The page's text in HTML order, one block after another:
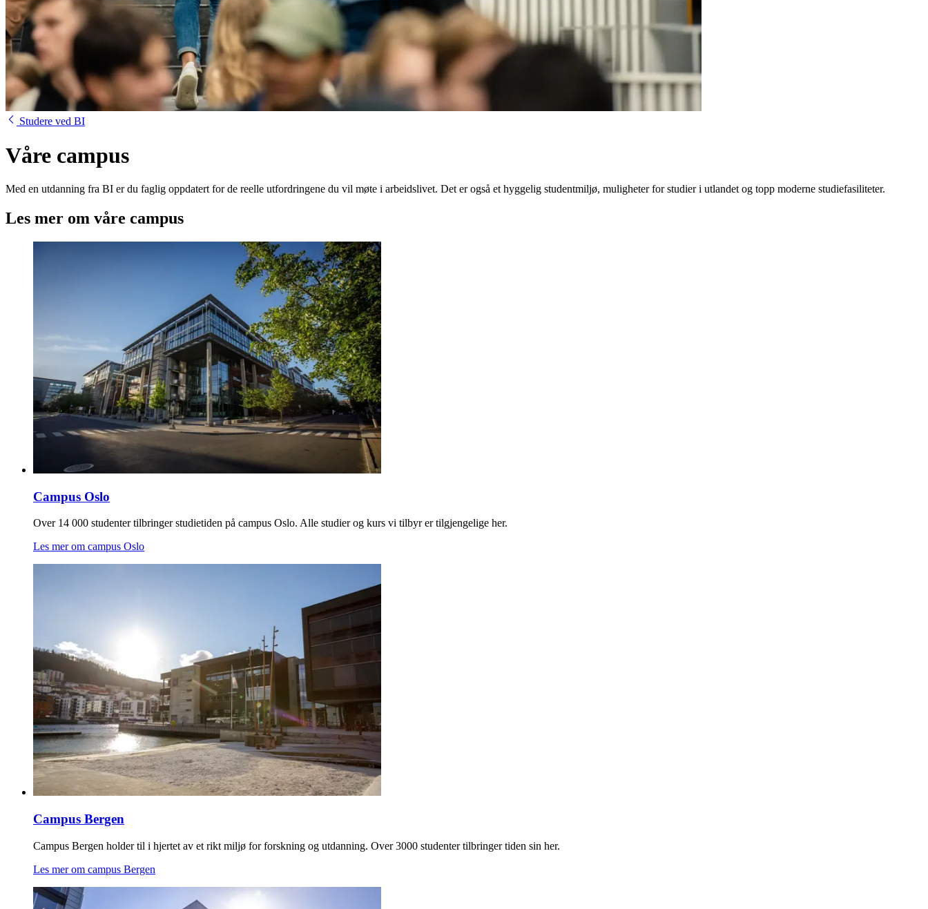
Studere ved BI
Våre campus
Med en utdanning fra BI er du faglig oppdatert for de reelle utfordringene du vil møte i arbeidslivet. Det er også et hyggelig studentmiljø, muligheter for studier i utlandet og topp moderne studiefasiliteter.
Les mer om våre campus
Campus Oslo
Over 14 000 studenter tilbringer studietiden på campus Oslo. Alle studier og kurs vi tilbyr er tilgjengelige her.
Les mer om campus Oslo
Campus Bergen
Campus Bergen holder til i hjertet av et rikt miljø for forskning og utdanning. Over 3000 studenter tilbringer tiden sin her.
Les mer om campus Bergen